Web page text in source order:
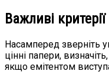
Важливі критерії
Насамперед зверніть
цінні папери,
якщо емітентом